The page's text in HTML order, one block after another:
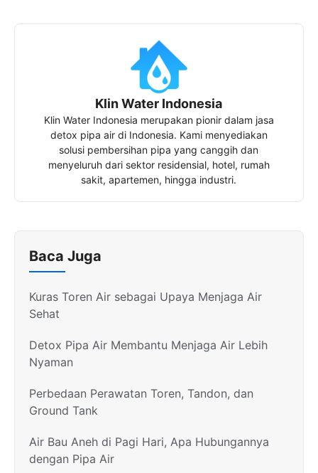
Klin Water Indonesia
Klin Water Indonesia merupakan pionir dalam jasa
detox pipa air di Indonesia. Kami menyediakan
solusi pembersihan pipa yang canggih dan
menyeluruh dari sektor residensial, hotel, rumah
sakit, apartemen, hingga industri.
Baca Juga
Kuras Toren Air sebagai Upaya Menjaga Air
Sehat
Detox Pipa Air Membantu Menjaga Air Lebih
Nyaman
Perbedaan Perawatan Toren, Tandon, dan
Ground Tank
Air Bau Aneh di Pagi Hari, Apa Hubungannya
dengan Pipa Air